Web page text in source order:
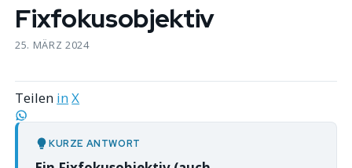
Fixfokusobjektiv
25. MÄRZ 2024
Teilen inX
KURZE ANTWORT